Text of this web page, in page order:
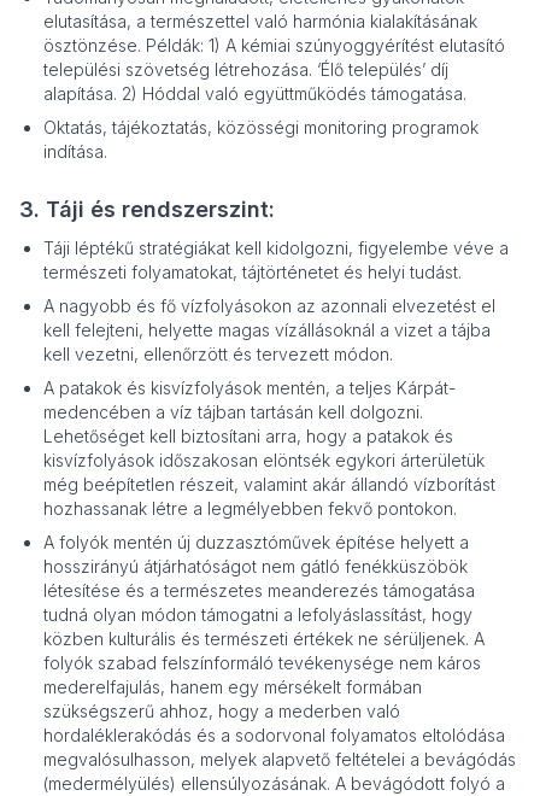
elutasítása, a természettel való harmónia kialakításának
ösztönzése. Példák: 1) A kémiai szúnyoggyérítést elutasító
települési szövetség létrehozása. ‘Élő település’ díj
alapítása. 2) Hóddal való együttműködés támogatása.
Oktatás, tájékoztatás, közösségi monitoring programok
indítása.
3. Táji és rendszerszint:
Táji léptékű stratégiákat kell kidolgozni, figyelembe véve a
természeti folyamatokat, tájtörténetet és helyi tudást.
A nagyobb és fő vízfolyásokon az azonnali elvezetést el
kell felejteni, helyette magas vízállásoknál a vizet a tájba
kell vezetni, ellenőrzött és tervezett módon.
A patakok és kisvízfolyások mentén, a teljes Kárpát-
medencében a víz tájban tartásán kell dolgozni.
Lehetőséget kell biztosítani arra, hogy a patakok és
kisvízfolyások időszakosan elöntsék egykori árterületük
még beépítetlen részeit, valamint akár állandó vízborítást
hozhassanak létre a legmélyebben fekvő pontokon.
A folyók mentén új duzzasztóművek építése helyett a
hosszirányú átjárhatóságot nem gátló fenékküszöbök
létesítése és a természetes meanderezés támogatása
tudná olyan módon támogatni a lefolyáslassítást, hogy
közben kulturális és természeti értékek ne sérüljenek. A
folyók szabad felszínformáló tevékenysége nem káros
mederelfajulás, hanem egy mérsékelt formában
szükségszerű ahhoz, hogy a mederben való
hordaléklerakódás és a sodorvonal folyamatos eltolódása
megvalósulhasson, melyek alapvető feltételei a bevágódás
(medermélyülés) ellensúlyozásának. A bevágódott folyó a